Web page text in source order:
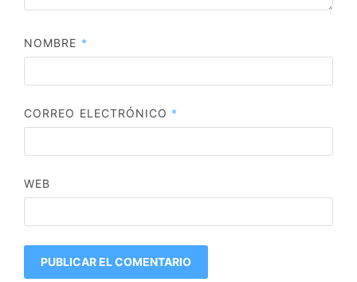
NOMBRE *
CORREO ELECTRÓNICO *
WEB